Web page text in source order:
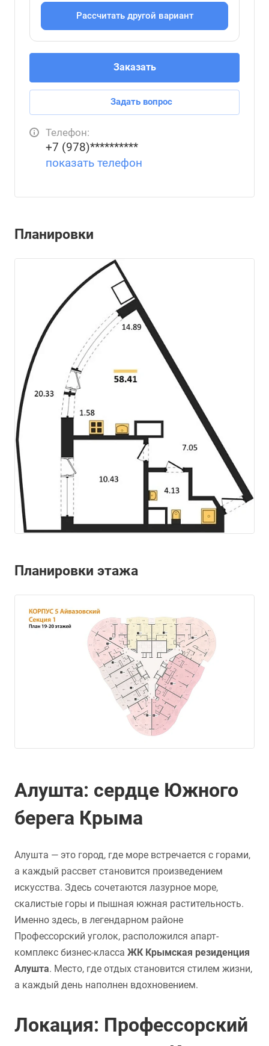
Рассчитать другой вариант
Заказать
Задать вопрос
Телефон:
+7 (978)**********
показать телефон
Планировки
Планировки этажа
Алушта: сердце Южного
берега Крыма
Алушта — это город, где море встречается с горами,
а каждый рассвет становится произведением
искусства. Здесь сочетаются лазурное море,
скалистые горы и пышная южная растительность.
Именно здесь, в легендарном районе
Профессорский уголок, расположился апарт-
комплекс бизнес-класса ЖК Крымская резиденция
Алушта. Место, где отдых становится стилем жизни,
а каждый день наполнен вдохновением.
Локация: Профессорский